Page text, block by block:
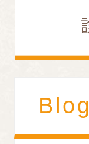
Blog